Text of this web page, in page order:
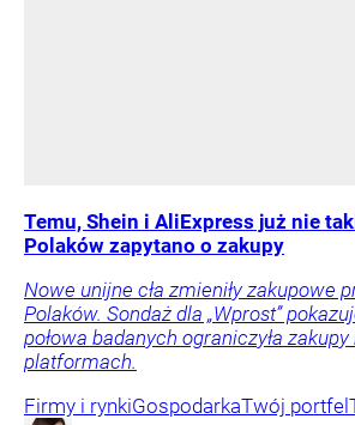
Temu, Shein i AliExpress już nie
Polaków zapytano o zakupy
Nowe unijne cła zmieniły zakupowe
Polaków. Sondaż dla „Wprost”
połowa badanych ograniczyła
platformach.
Firmy i rynkiGospodarkaTwój portfel